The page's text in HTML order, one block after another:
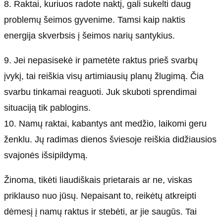
8. Raktai, kuriuos radote naktį, gali sukelti daug
problemų šeimos gyvenime. Tamsi kaip naktis
energija skverbsis į šeimos narių santykius.
9. Jei nepasisekė ir pametėte raktus prieš svarbų
įvykį, tai reiškia visų artimiausių planų žlugimą. Čia
svarbu tinkamai reaguoti. Juk skuboti sprendimai
situaciją tik pablogins.
10. Namų raktai, kabantys ant medžio, laikomi geru
ženklu. Jų radimas dienos šviesoje reiškia didžiausios
svajonės išsipildymą.
Žinoma, tikėti liaudiškais prietarais ar ne, viskas
priklauso nuo jūsų. Nepaisant to, reikėtų atkreipti
dėmesį į namų raktus ir stebėti, ar jie saugūs. Tai